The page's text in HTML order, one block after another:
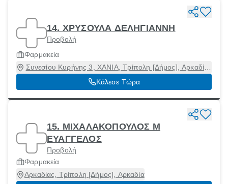
14. ΧΡΥΣΟΥΛΑ ΔΕΛΗΓΙΑΝΝΗ
Προβολή
Φαρμακεία
Συνεσίου Κυρήνης 3, ΧΑΝΙΑ, Τρίπολη [Δήμος], Αρκαδία,
11471
Κάλεσε Τώρα
15. ΜΙΧΑΛΑΚΟΠΟΥΛΟΣ Μ
ΕΥΑΓΓΕΛΟΣ
Προβολή
Φαρμακεία
Αρκαδίας, Τρίπολη [Δήμος], Αρκαδία